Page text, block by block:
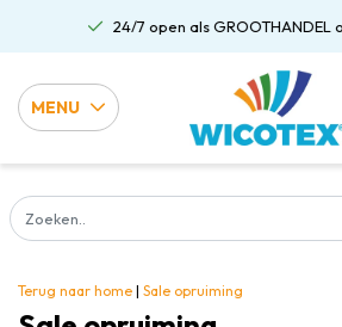
Gratis verzending al vanaf
MENU
Terug naar home | Sale opruiming